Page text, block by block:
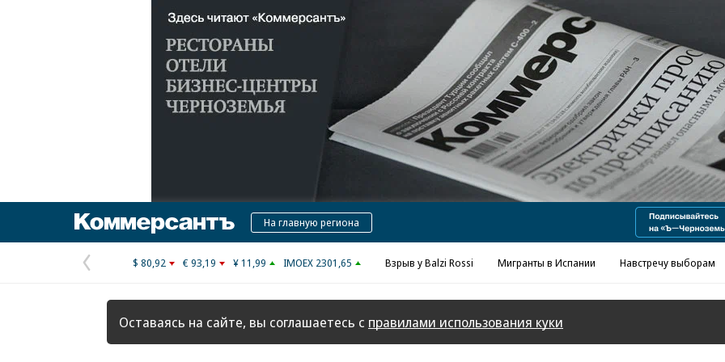
Реклама в «Ъ» www.kommersant.ru/ad
КоммерсантъНа главную региона
Предыдущая
страница
$ 80,92 € 93,19 ¥ 11,99 IMOEX 2301,65 Взрыв у Balzi Rossi Мигранты в Испании Навстречу выборам
Оставаясь на сайте, вы соглашаетесь с правилами использования куки